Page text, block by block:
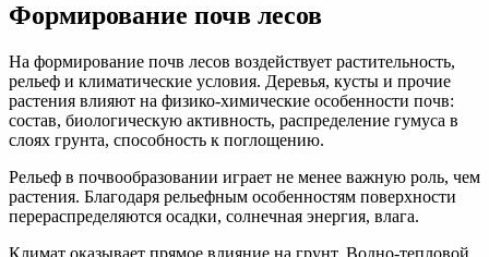
Формирование почв лесов
На формирование почв лесов воздействует растительность,
рельеф и климатические условия. Деревья, кусты и прочие
растения влияют на физико-химические особенности почв:
состав, биологическую активность, распределение гумуса в
слоях грунта, способность к поглощению.
Рельеф в почвообразовании играет не менее важную роль, чем
растения. Благодаря рельефным особенностям поверхности
перераспределяются осадки, солнечная энергия, влага.